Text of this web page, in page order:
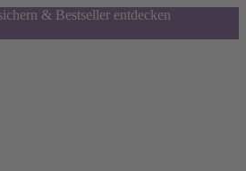
& Bestseller entdecken